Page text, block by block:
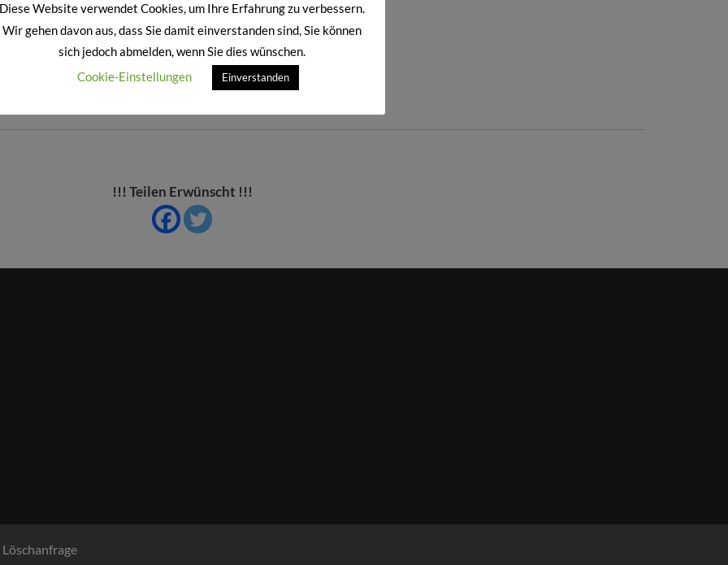
Eingang zu Avatar ärgere Dich nicht<<<<
Anmeldezeitraum ist Vorbei schau Später erneut vorbei
!!! Teilen Erwünscht !!!
Löschanfrage
Diese Website verwendet Cookies, um Ihre Erfahrung zu verbessern.
Wir gehen davon aus, dass Sie damit einverstanden sind, Sie können
sich jedoch abmelden, wenn Sie dies wünschen.
Cookie-Einstellungen
Einverstanden